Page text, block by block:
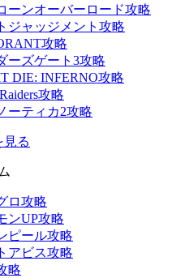
ーンオーバーロード攻略
ジャッジメント攻略
攻略
ーズゲート3攻略
DIE: INFERNO攻略
攻略
ーティカ2攻略
見る
ロ攻略
ンUP攻略
ピール攻略
アビス攻略
略